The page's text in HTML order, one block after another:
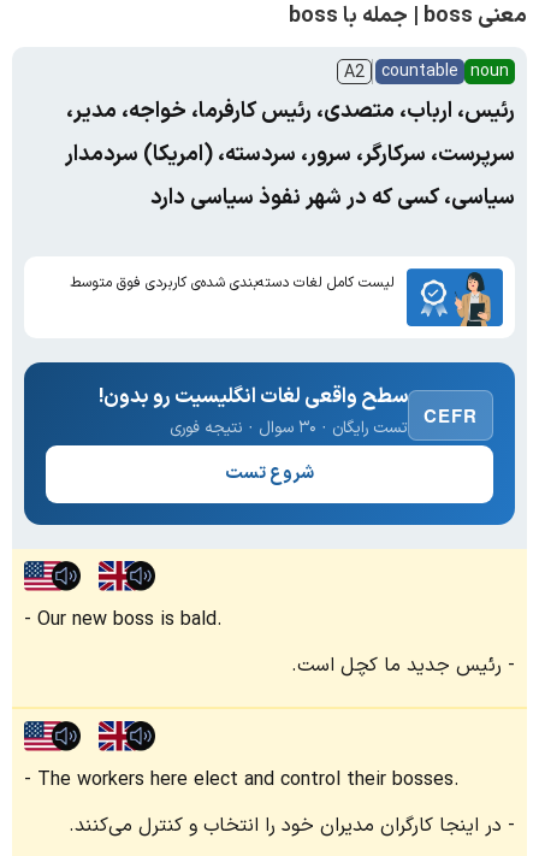
معنی boss | جمله با boss
noun
countable
A2
رئیس، ارباب، متصدی، رئیس کارفرما، خواجه، مدیر،
سرپرست، سرکارگر، سرور، سردسته، (امریکا) سردمدار
سیاسی، کسی که در شهر نفوذ سیاسی دارد
لیست کامل لغات دسته‌بندی شده‌ی کاربردی فوق متوسط
CEFR
سطح واقعی لغات انگلیسیت رو بدون!
تست رایگان · ۳۰ سوال · نتیجه فوری
شروع تست
Our new boss is bald.
رئیس جدید ما کچل است.
The workers here elect and control their bosses.
در اینجا کارگران مدیران خود را انتخاب و کنترل می‌کنند.